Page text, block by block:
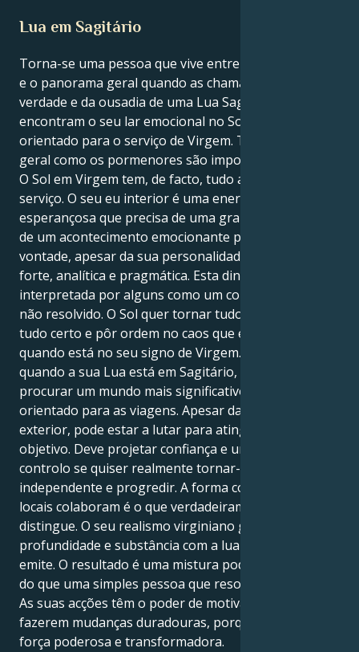
Lua em Sagitário
Torna-se uma pessoa que vive entre os pormenores
e o panorama geral quando as chamas da busca da
verdade e da ousadia de uma Lua Sagitariana
encontram o seu lar emocional no Sol preciso e
orientado para o serviço de Virgem. Tanto o quadro
geral como os pormenores são importantes para si.
O Sol em Virgem tem, de facto, tudo a ver com
serviço. O seu eu interior é uma energia ardente e
esperançosa que precisa de uma grande verdade ou
de um acontecimento emocionante para se sentir à
vontade, apesar da sua personalidade exteriormente
forte, analítica e pragmática. Esta dinâmica pode ser
interpretada por alguns como um conflito interno
não resolvido. O Sol quer tornar tudo perfeito, fazer
tudo certo e pôr ordem no caos que está a acontecer
quando está no seu signo de Virgem. No entanto,
quando a sua Lua está em Sagitário, encoraja-a a
procurar um mundo mais significativo, inteligente e
orientado para as viagens. Apesar da sua calma
exterior, pode estar a lutar para atingir o seu
objetivo. Deve projetar confiança e um sentido de
controlo se quiser realmente tornar-se
independente e progredir. A forma como estes dois
locais colaboram é o que verdadeiramente o
distingue. O seu realismo virginiano ganha muita
profundidade e substância com a lua sagitariana que
emite. O resultado é uma mistura poderosa. É mais
do que uma simples pessoa que resolve problemas.
As suas acções têm o poder de motivar os outros a
fazerem mudanças duradouras, porque você é uma
força poderosa e transformadora.